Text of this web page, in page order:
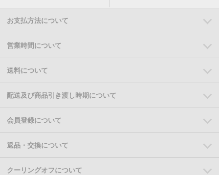
お支払方法について
営業時間について
送料について
配送及び商品引き渡し時期について
会員登録について
返品・交換について
クーリングオフについて